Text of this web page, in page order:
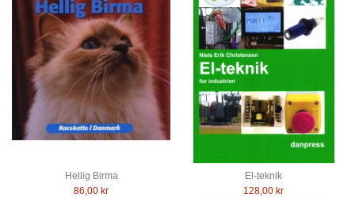
Hellig Birma
86,00 kr
El-teknik
128,00 kr